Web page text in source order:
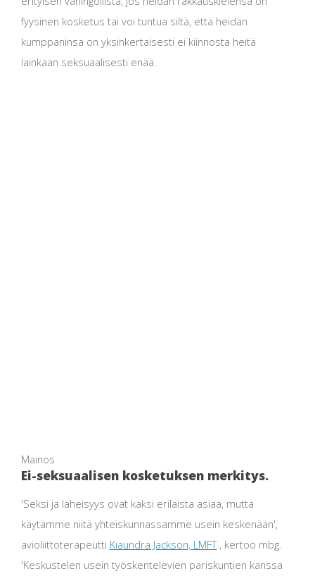
fyysinen kosketus tai voi tuntua siltä, ​​että heidän
kumppaninsa on yksinkertaisesti ei kiinnosta heitä
lainkaan seksuaalisesti enää.
Mainos
Ei-seksuaalisen kosketuksen merkitys.
'Seksi ja läheisyys ovat kaksi erilaista asiaa, mutta
käytämme niitä yhteiskunnassamme usein keskenään',
avioliittoterapeutti Kiaundra Jackson, LMFT, kertoo mbg.
'Keskustelen usein työskentelevien pariskuntien kanssa